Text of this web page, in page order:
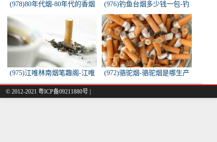
(978)80年代烟-80年代的香烟
(976)钓鱼台烟多少钱一包-钓
鱼台烟多少钱一包
(975)江唯林南烟笔趣阁-江唯
林南烟小说叫什么名字？
(972)骆驼烟-骆驼烟是哪生产
的
© 2012-2021 粤ICP备09211880号 |